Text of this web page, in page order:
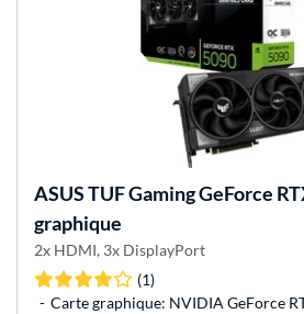
ASUSTUF Gaming GeForce
graphique
2x HDMI, 3x DisplayPort
(1)
Carte graphique: NVIDIA GeForce